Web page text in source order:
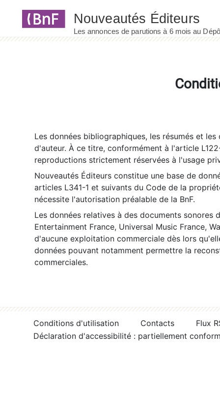
Les données bibliographiques, les résumés et
d'auteur. À ce titre, conformément à l'article
reproductions strictement réservées à l'usage
Nouveautés Éditeurs constitue une base de
articles L341-1 et suivants du Code de la
nécessite l'autorisation préalable de la BnF.
Les données relatives à des documents sonores
Entertainment France, Universal Music France,
d'aucune exploitation commerciale dès lors
données pouvant notamment permettre la
commerciales.
Conditions d'utilisation Contacts
Flux
Déclaration d'accessibilité : partiellement